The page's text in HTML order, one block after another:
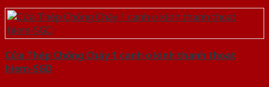
Cửa Thép Chống Cháy 1 canh o kinh thanh thoat
hiem-SGD